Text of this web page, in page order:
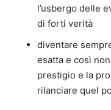
l’usbergo delle
di forti verità
diventare
esatta e così
prestigio e la
rilanciare quel